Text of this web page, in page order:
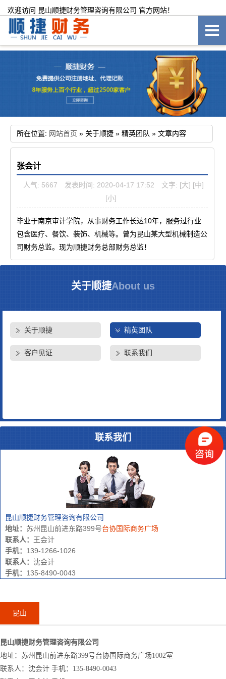
欢迎访问 昆山顺捷财务管理咨询有限公司 官方网站！
所在位置: 网站首页 » 关于顺捷 » 精英团队 » 文章内容
张会计
人气: 5667 发表时间: 2020-04-17 17:52 文字: [大] [中]
[小]
毕业于南京审计学院，从事财务工作长达10年，服务过行业
包含医疗、餐饮、装饰、机械等。曾为昆山某大型机械制造公
司财务总监。现为顺捷财务总部财务总监！
关于顺捷About us
关于顺捷 精英团队
客户见证 联系我们
联系我们
昆山顺捷财务管理咨询有限公司
地址： 苏州昆山前进东路399号台协国际商务广场
联系人： 王会计
手机： 139-1266-1026
联系人： 沈会计
手机： 135-8490-0043
昆山
昆山顺捷财务管理咨询有限公司
地址：苏州昆山前进东路399号台协国际商务广场1002室
联系人：沈会计 手机：135-8490-0043